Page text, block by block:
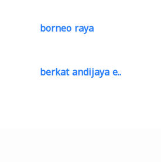
borneo raya
berkat andijaya e..